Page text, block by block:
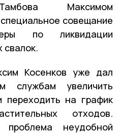
Максимом
совещание
по ликвидации
свалок.
Косенков уже дал
службам увеличить
переходить на график
отходов.
проблема неудобной